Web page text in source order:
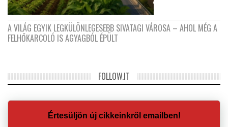
A VILÁG EGYIK LEGKÜLÖNLEGESEBB SIVATAGI VÁROSA – AHOL MÉG A
FELHŐKARCOLÓ IS AGYAGBÓL ÉPÜLT
FOLLOW.IT
Értesüljön új cikkeinkről emailben!